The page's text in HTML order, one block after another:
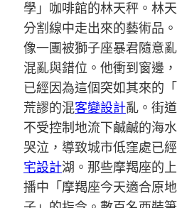
學」咖啡館的林天秤。林
分割線中走出來的藝術品
像一團被獅子座暴君隨意
混亂與錯位。他衝到窗邊
已經因為這個突如其來的
荒謬的混客變設計亂。街
不受控制地流下鹹鹹的海
哭泣，導致城市低窪處已
宅設計湖。那些摩羯座的
播中「摩羯座今天適合原